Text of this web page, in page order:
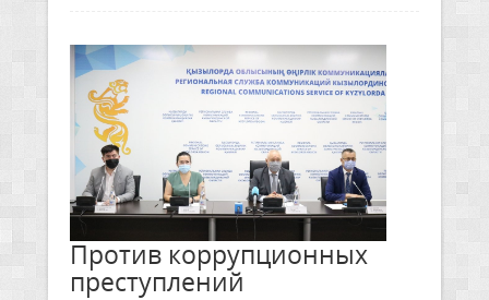
Против коррупционных
преступлений